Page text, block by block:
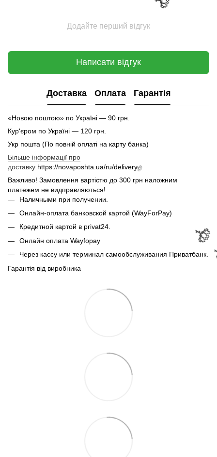
Додайте перший відгук
Написати відгук
Доставка Оплата Гарантія
«Новою поштою» по Україні — 90 грн.
Кур'єром по Україні — 120 грн.
Укр пошта (По повній оплаті на карту банка)
Більше інформації про
доставку https://novaposhta.ua/ru/delivery
Важливо! Замовлення вартістю до 300 грн наложним
платежем не видправляються!
Наличными при получении.
Онлайн-оплата банковской картой (WayForPay)
Кредитной картой в privat24.
Онлайн оплата Wayfopay
Через кассу или терминал самообслуживания Приватбанк.
Гарантія від виробника
🌹